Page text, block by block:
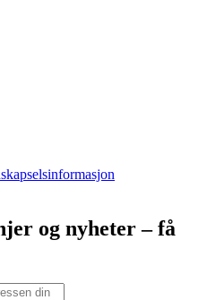
og nyheter – få